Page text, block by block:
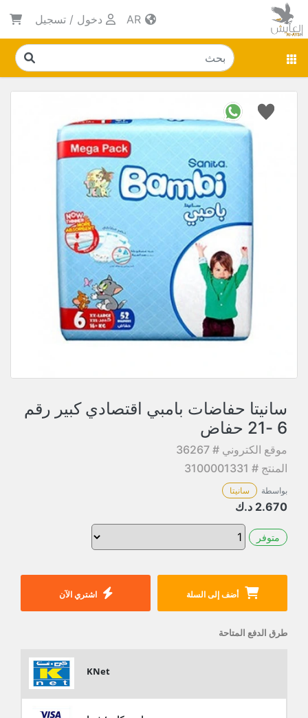
دخول / تسجيل
سانيتا حفاضات بامبي اقتصادي كبير رقم
6 -21 حفاض
موقع الكتروني # 36267
المنتج # 3100001331
بواسطة سانيتا
2.670 د.ك
متوفر
أضف إلى السلة اشتري الآن
طرق الدفع المتاحة
KNet